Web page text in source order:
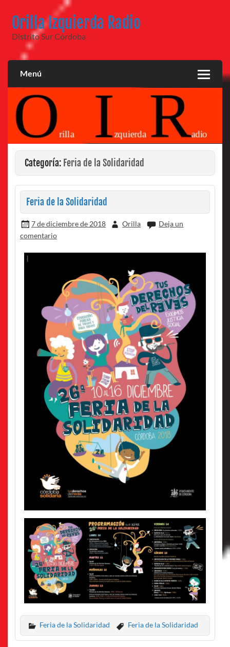
contenido
Orilla Izquierda Radio
Distrito Sur Córdoba
Menú
Categoría: Feria de la Solidaridad
Feria de la Solidaridad
7 de diciembre de 2018 Orilla
Deja un
comentario
Feria de la Solidaridad Feria de la Solidaridad